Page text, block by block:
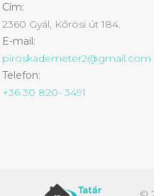
Cím:
2360 Gyál, Kőrösi út 184.
E-mail:
piroskademeter2@gmail.com
Telefon:
+36 30 820- 3491